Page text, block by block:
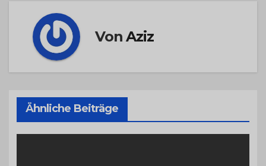
VonAziz
Ähnliche Beiträge